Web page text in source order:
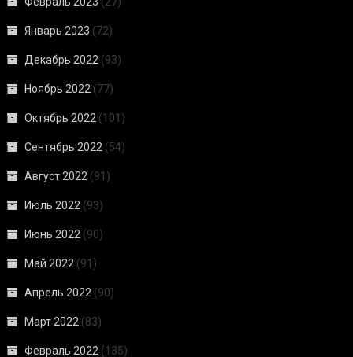
Январь 2023 (72)
Декабрь 2022 (93)
Ноябрь 2022 (77)
Октябрь 2022 (101)
Сентябрь 2022 (54)
Август 2022 (91)
Июль 2022 (93)
Июнь 2022 (90)
Май 2022 (91)
Апрель 2022 (90)
Март 2022 (83)
Февраль 2022 (135)